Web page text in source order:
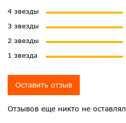
Отзывов еще никто не оставлял
4 звезды
3 звезды
2 звезды
1 звезда
Оставить отзыв